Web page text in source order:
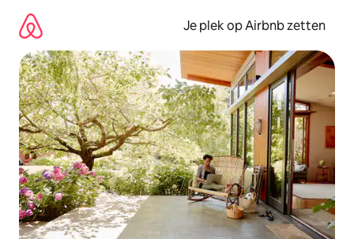
direct
naar
inhoud
Je plek op Airbnb zetten